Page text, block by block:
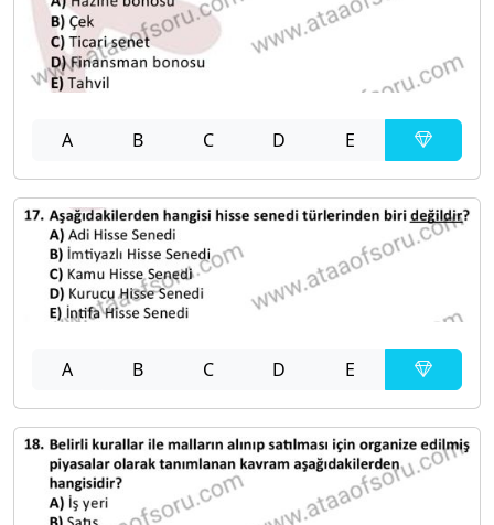
A B C D E
A B C D E